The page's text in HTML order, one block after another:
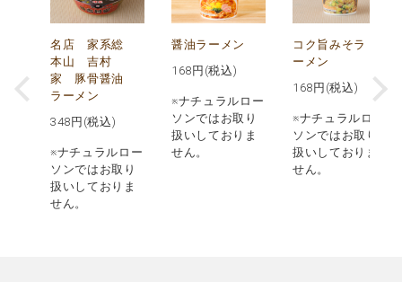
名店 家系総
本山 吉村
家 豚骨醤油
ラーメン
348 円(税込)
※ナチュラルロー
ソンではお取り
扱いしておりま
せん。
醤油ラーメン
168 円(税込)
※ナチュラルロー
ソンではお取り
扱いしておりま
せん。
コク旨みそラ
ーメン
168 円(税込)
※ナチュラルロー
ソンではお取り
扱いしておりま
せん。